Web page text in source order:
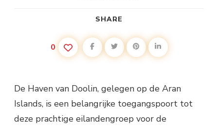
SHARE
0
De Haven van Doolin, gelegen op de Aran
Islands, is een belangrijke toegangspoort tot
deze prachtige eilandengroep voor de